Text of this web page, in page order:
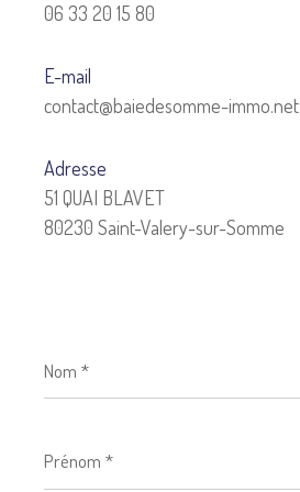
06 33 20 15 80
E-mail
contact@baiedesomme-immo.net
Adresse
51 QUAI BLAVET
80230 Saint-Valery-sur-Somme
*
*